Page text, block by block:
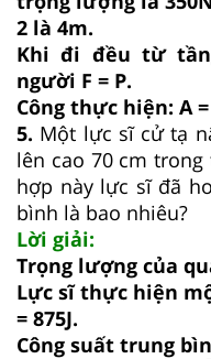
2 là 4m.
Khi đi đều từ
người F = P.
Công thực hiện: A =
5. Một lực sĩ cử tạ
lên cao 70 cm
hợp này lực sĩ đã
bình là bao nhiêu?
Lời giải:
Trọng lượng của
Lực sĩ thực hiện
= 875J.
Công suất trung